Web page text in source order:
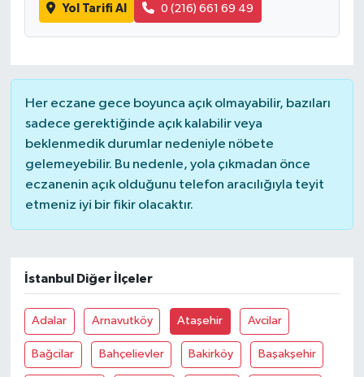
Yol Tarifi Al 0 (216) 661 69 49
Her eczane gece boyunca açık olmayabilir, bazıları
sadece gerektiğinde açık kalabilir veya
beklenmedik durumlar nedeniyle nöbete
gelemeyebilir. Bu nedenle, yola çıkmadan önce
eczanenin açık olduğunu telefon aracılığıyla teyit
etmeniz iyi bir fikir olacaktır.
İstanbul Diğer İlçeler
Adalar Arnavutköy Ataşehir Avcilar
Bağcilar Bahçelievler Bakirköy Başakşehir